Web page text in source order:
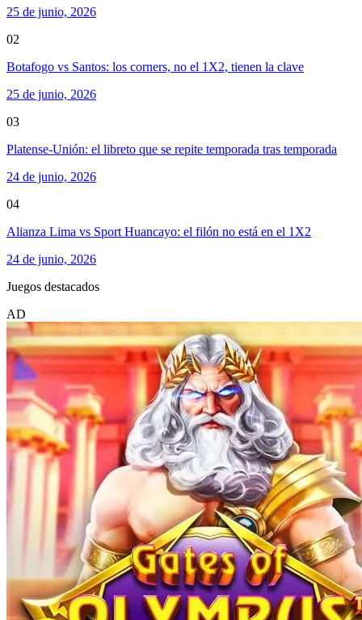
25 de junio, 2026
02
Botafogo vs Santos: los corners, no el 1X2, tienen la clave
25 de junio, 2026
03
Platense-Unión: el libreto que se repite temporada tras temporada
24 de junio, 2026
04
Alianza Lima vs Sport Huancayo: el filón no está en el 1X2
24 de junio, 2026
Juegos destacados
AD